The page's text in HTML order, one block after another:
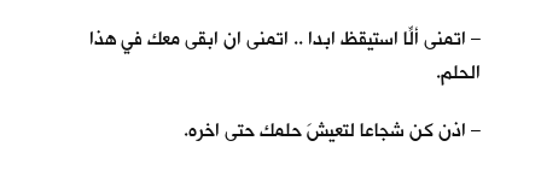
– اتمنى ألّا استيقظ ابدا .. اتمنى ان ابقى معكِ في هذا
الحلم.
– اذن كن شجاعا لتعيشَ حلمك حتى اخره.